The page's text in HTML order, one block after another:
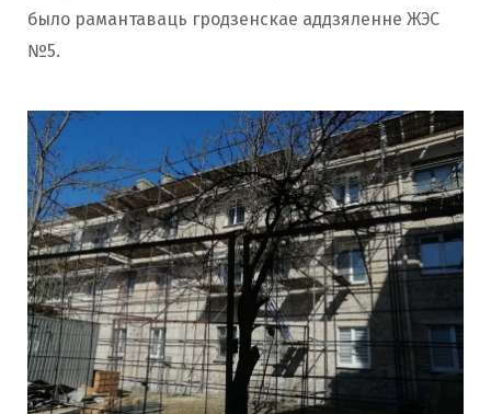
было рамантаваць гродзенскае аддзяленне ЖЭС
№5.